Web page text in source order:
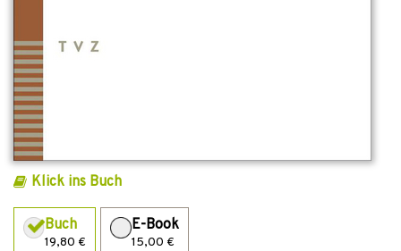
Klick ins Buch
Buch
19,80 €
E-Book
15,00 €